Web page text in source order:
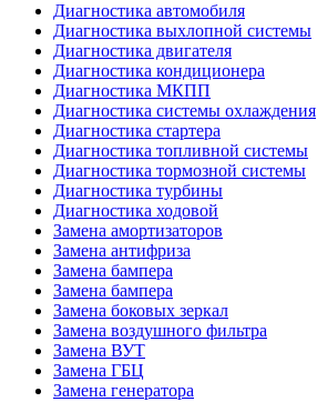
Диагностика автомобиля
Диагностика выхлопной системы
Диагностика двигателя
Диагностика кондиционера
Диагностика МКПП
Диагностика системы охлаждения
Диагностика стартера
Диагностика топливной системы
Диагностика тормозной системы
Диагностика турбины
Диагностика ходовой
Замена амортизаторов
Замена антифриза
Замена бампера
Замена бампера
Замена боковых зеркал
Замена воздушного фильтра
Замена ВУТ
Замена ГБЦ
Замена генератора